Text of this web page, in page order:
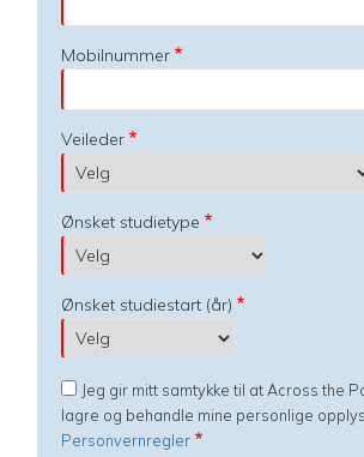
Mobilnummer
Veileder
Ønsket studietype
Ønsket studiestart (år)
Jeg gir mitt samtykke til at Across the
lagre og behandle mine personlige
Personvernregler